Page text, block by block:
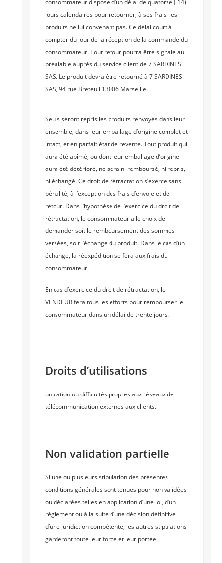
consommateur dispose d’un délai de quatorze ( 14)
jours calendaires pour retourner, à ses frais, les
produits ne lui convenant pas. Ce délai court à
compter du jour de la réception de la commande du
consommateur. Tout retour pourra être signalé au
préalable auprès du service client de 7 SARDINES
SAS. Le produit devra être retourné à 7 SARDINES
SAS, 94 rue Breteuil 13006 Marseille.
Seuls seront repris les produits renvoyés dans leur
ensemble, dans leur emballage d’origine complet et
intact, et en parfait état de revente. Tout produit qui
aura été abîmé, ou dont leur emballage d’origine
aura été détérioré, ne sera ni remboursé, ni repris,
ni échangé. Ce droit de rétractation s’exerce sans
pénalité, à l’exception des frais d’envoie et de
retour. Dans l’hypothèse de l’exercice du droit de
rétractation, le consommateur a le choix de
demander soit le remboursement des sommes
versées, soit l’échange du produit. Dans le cas d’un
échange, la réexpédition se fera aux frais du
consommateur.
En cas d’exercice du droit de rétractation, le
VENDEUR fera tous les efforts pour rembourser le
consommateur dans un délai de trente jours.
Droits d’utilisations
unication ou difficultés propres aux réseaux de
télécommunication externes aux clients.
Non validation partielle
Si une ou plusieurs stipulation des présentes
conditions générales sont tenues pour non validées
ou déclarées telles en application d’une loi, d’un
règlement ou à la suite d’une décision définitive
d’une juridiction compétente, les autres stipulations
garderont toute leur force et leur portée.